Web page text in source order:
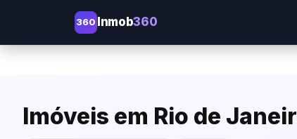
360 Inmob360
Imóveis em Rio de